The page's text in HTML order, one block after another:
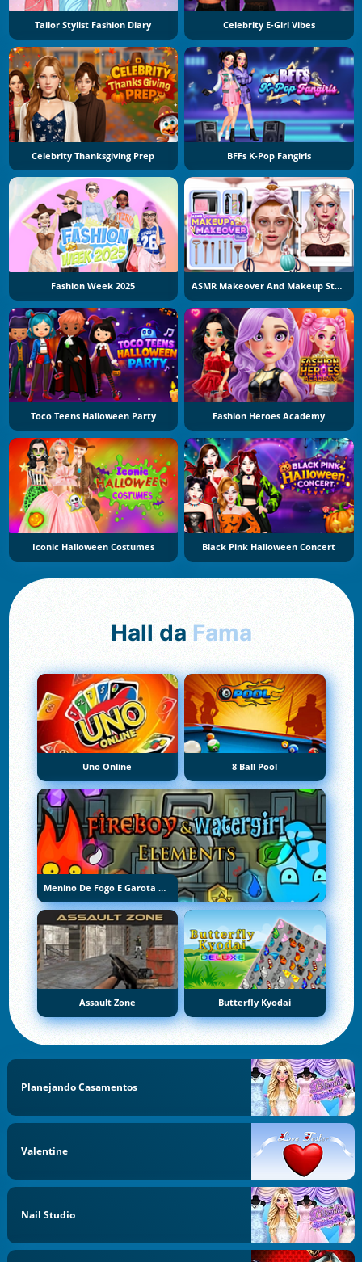
Tailor Stylist Fashion Diary Celebrity E-Girl Vibes
Celebrity Thanksgiving Prep BFFs K-Pop Fangirls
Fashion Week 2025 ASMR Makeover And Makeup Studio
Toco Teens Halloween Party Fashion Heroes Academy
Iconic Halloween Costumes Black Pink Halloween Concert
Hall da Fama
Uno Online 8 Ball Pool
Menino De Fogo E Garota De Água 5: Elementos
Assault Zone Butterfly Kyodai
Planejando Casamentos
Valentine
Nail Studio